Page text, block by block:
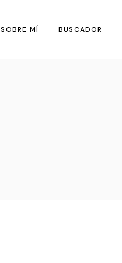
SOBRE MÍ BUSCADOR